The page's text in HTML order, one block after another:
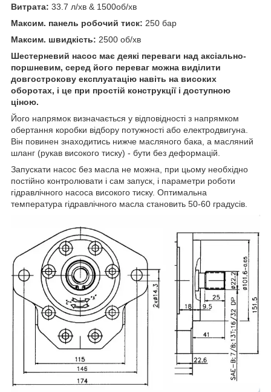
Витрата: 33.7 л/хв & 1500об/хв
Максим. панель робочий тиск: 250 бар
Максим. швидкість: 2500 об/хв
Шестерневий насос має деякі переваги над аксіально-
поршневим, серед його переваг можна виділити
довгострокову експлуатацію навіть на високих
оборотах, і це при простій конструкції і доступною
ціною.
Його напрямок визначається у відповідності з напрямком
обертання коробки відбору потужності або електродвигуна.
Він повинен знаходитись нижче масляного бака, а масляний
шланг (рукав високого тиску) - бути без деформацій.
Запускати насос без масла не можна, при цьому необхідно
постійно контролювати і сам запуск, і параметри роботи
гідравлічного насоса високого тиску. Оптимальна
температура гідравлічного масла становить 50-60 градусів.